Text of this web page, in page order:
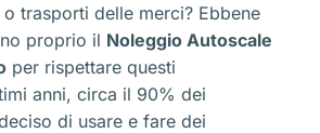
trasporti delle merci? Ebbene
proprio il Noleggio Autoscale
per rispettare questi
anni, circa il 90% dei
di usare e fare dei